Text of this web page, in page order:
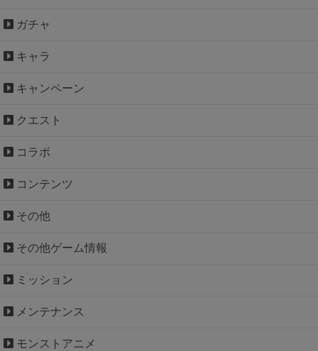
ガチャ
キャラ
キャンペーン
クエスト
コラボ
コンテンツ
その他
その他ゲーム情報
ミッション
メンテナンス
モンストアニメ